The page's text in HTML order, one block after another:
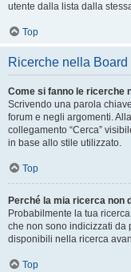
utente dalla lista dalla
Top
Ricerche nella Board
Come si fanno le ricerche
Scrivendo una parola
forum e negli argomenti.
collegamento “Cerca”
in base allo stile utilizzato.
Top
Perché la mia ricerca non
Probabilmente la tua
che non sono indicizzati da
disponibili nella ricerca
Top